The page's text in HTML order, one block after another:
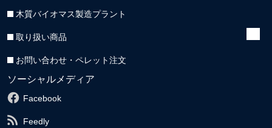
木質バイオマス製造プラント
取り扱い商品
お問い合わせ・ペレット注文
ソーシャルメディア
Facebook
Feedly